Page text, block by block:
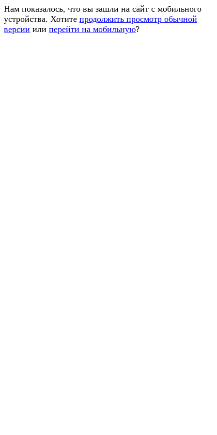
Нам показалось, что вы зашли на сайт с мобильного
устройства. Хотите продолжить просмотр обычной
версии или перейти на мобильную?